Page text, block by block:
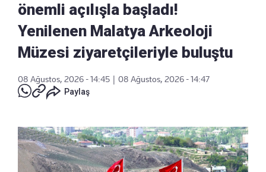
önemli açılışla başladı!
Yenilenen Malatya Arkeoloji
Müzesi ziyaretçileriyle buluştu
08 Ağustos, 2026 - 14:45
08 Ağustos, 2026 - 14:47
Paylaş